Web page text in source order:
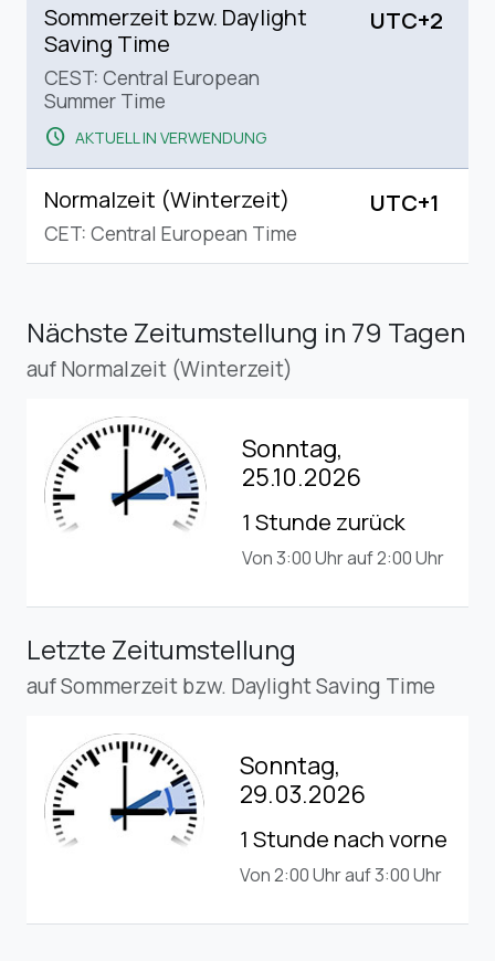
Sommerzeit bzw. Daylight
Saving Time
CEST: Central European
Summer Time
schedule AKTUELL IN VERWENDUNG
UTC+2
Normalzeit (Winterzeit)
CET: Central European Time
UTC+1
Nächste Zeitumstellung in 79 Tagen
auf Normalzeit (Winterzeit)
Sonntag,
25.10.2026
1 Stunde zurück
Von 3:00 Uhr auf 2:00 Uhr
Letzte Zeitumstellung
auf Sommerzeit bzw. Daylight Saving Time
Sonntag,
29.03.2026
1 Stunde nach vorne
Von 2:00 Uhr auf 3:00 Uhr